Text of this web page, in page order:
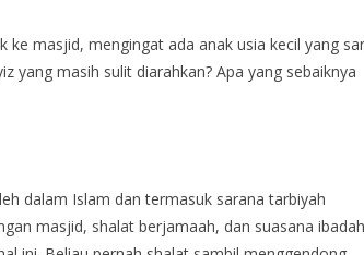
masjid, mengingat ada anak usia kecil yang
yang masih sulit diarahkan? Apa yang sebaiknya
dalam Islam dan termasuk sarana tarbiyah
masjid, shalat berjamaah, dan suasana